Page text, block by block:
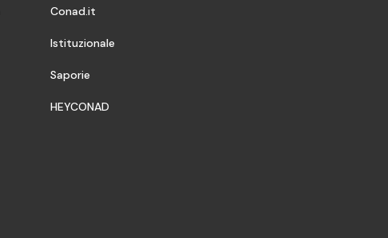
Conad.it
Istituzionale
Saporie
HEYCONAD